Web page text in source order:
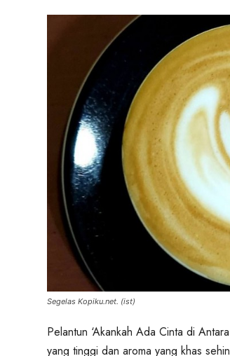
Segelas Kopiku.net. (ist)
Pelantun ‘Akankah Ada Cinta di
yang tinggi dan aroma yang khas